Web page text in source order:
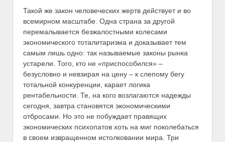
Такой же закон человеческих жертв действует и во
всемирном масштабе. Одна страна за другой
перемалывается безжалостными колесами
экономического тоталитаризма и доказывает тем
самым лишь одно: так называемые законы рынка
устарели. Того, кто не «приспособился» –
безусловно и невзирая на цену – к слепому бегу
тотальной конкуренции, карает логика
рентабельности. Те, на кого возлагаются надежды
сегодня, завтра становятся экономическими
отбросами. Но это не побуждает правящих
экономических психопатов хоть на миг поколебаться
в своем извращенном истолковании мира. Три